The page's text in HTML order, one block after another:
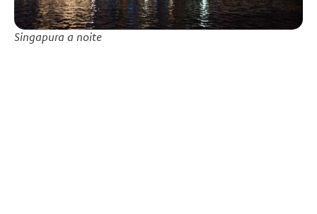
Singapura a noite